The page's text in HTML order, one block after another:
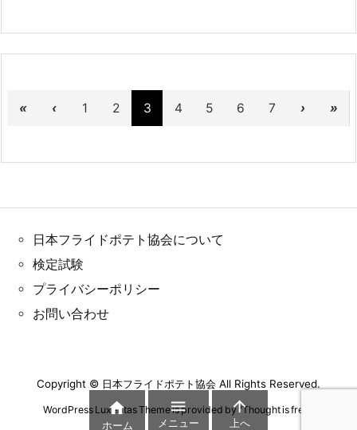
« ‹ 1 2 3 4 5 6 7 › »
日本フライドポテト協会について
検定試験
プライバシーポリシー
お問い合わせ
Copyright © 日本フライドポテト協会 All Rights Reserved.
WordPress Luxeritas Theme is provided by "Thought is free

ホーム

メニュー

上へ